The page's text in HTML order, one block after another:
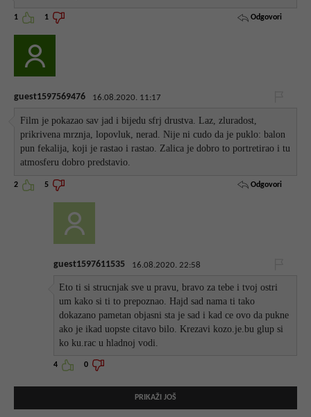
1 1 Odgovori
guest1597569476 16.08.2020. 11:17
Film je pokazao sav jad i bijedu sfrj drustva. Laz, zluradost,
prikrivena mrznja, lopovluk, nerad. Nije ni cudo da je puklo: balon
pun fekalija, koji je rastao i rastao. Zalica je dobro to portretirao i tu
atmosferu dobro predstavio.
2 5 Odgovori
guest1597611535 16.08.2020. 22:58
Eto ti si strucnjak sve u pravu, bravo za tebe i tvoj ostri
um kako si ti to prepoznao. Hajd sad nama ti tako
dokazano pametan objasni sta je sad i kad ce ovo da pukne
ako je ikad uopste citavo bilo. Krezavi kozo.je.bu glup si
ko ku.rac u hladnoj vodi.
4 0
PRIKAŽI JOŠ